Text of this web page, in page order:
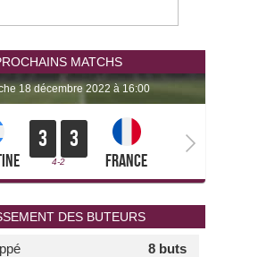
MATCHS
18 décembre 2022 à 16:00
3 3
4-2 France
DES BUTEURS
8 buts